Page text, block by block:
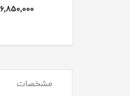
6,850,000
مشخصات